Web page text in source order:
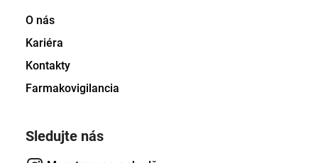
O nás
Kariéra
Kontakty
Farmakovigilancia
Sledujte nás